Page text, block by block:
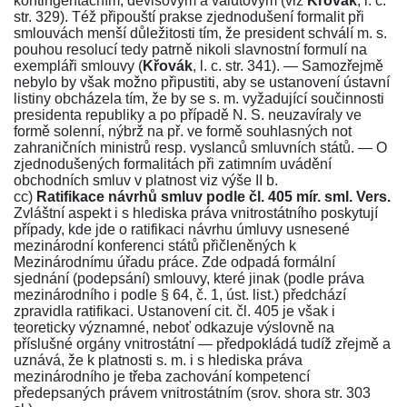
str. 329). Též připouští prakse zjednodušení formalit při
smlouvách menší důležitosti tím, že president schválí m. s.
pouhou resolucí tedy patrně nikoli slavnostní formulí na
exempláři smlouvy (Křovák, l. c. str. 341). — Samozřejmě
nebylo by však možno připustiti, aby se ustanovení ústavní
listiny obcházela tím, že by se s. m. vyžadující součinnosti
presidenta republiky a po případě N. S. neuzavíraly ve
formě solenní, nýbrž na př. ve formě souhlasných not
zahraničních ministrů resp. vyslanců smluvních států. — O
zjednodušených formalitách při zatimním uvádění
obchodních smluv v platnost viz výše II b.
cc) Ratifikace návrhů smluv podle čl. 405 mír. sml. Vers.
Zvláštní aspekt i s hlediska práva vnitrostátního poskytují
případy, kde jde o ratifikaci návrhu úmluvy usnesené
mezinárodní konferenci států přičleněných k
Mezinárodnímu úřadu práce. Zde odpadá formální
sjednání (podepsání) smlouvy, které jinak (podle práva
mezinárodního i podle § 64, č. 1, úst. list.) předchází
zpravidla ratifikaci. Ustanovení cit. čl. 405 je však i
teoreticky významné, neboť odkazuje výslovně na
příslušné orgány vnitrostátní — předpokládá tudíž zřejmě a
uznává, že k platnosti s. m. i s hlediska práva
mezinárodního je třeba zachování kompetencí
předepsaných právem vnitrostátním (srov. shora str. 303